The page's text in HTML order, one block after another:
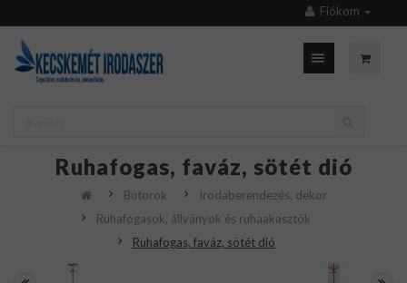
Fiókom
Ruhafogas, faváz, sötét dió
Bútorok
Irodaberendezés, dekor
Ruhafogasok, állványok és ruhaakasztók
Ruhafogas, faváz, sötét dió